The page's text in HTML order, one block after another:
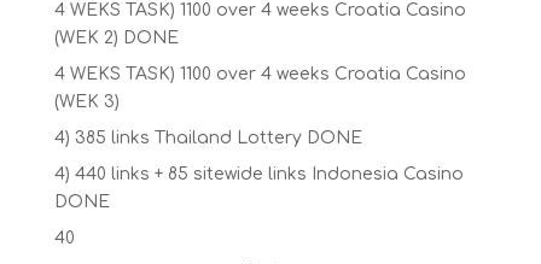
4 WEKS TASK) 1100 over 4 weeks Croatia Casino
(WEK 2) DONE
4 WEKS TASK) 1100 over 4 weeks Croatia Casino
(WEK 3)
4) 385 links Thailand Lottery DONE
4) 440 links + 85 sitewide links Indonesia Casino
DONE
40